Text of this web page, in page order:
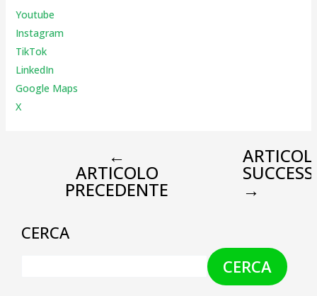
Youtube
Instagram
TikTok
LinkedIn
Google Maps
X
←
ARTICOLO
PRECEDENTE →
CERCA
CERCA